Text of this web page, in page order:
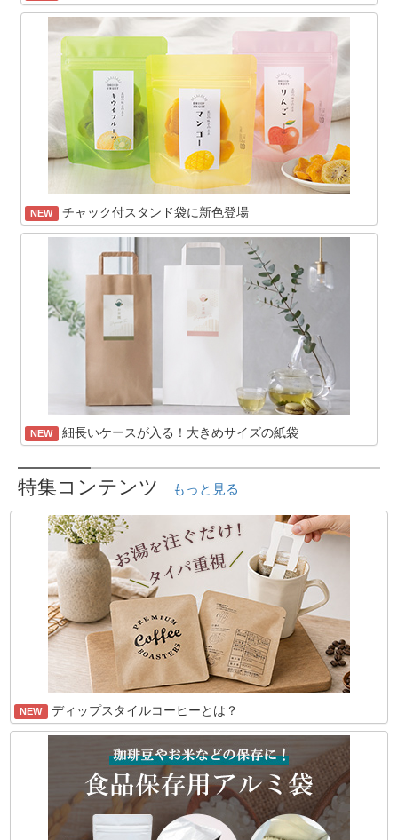
NEW チャック付スタンド袋に新色登場
NEW 細長いケースが入る！大きめサイズの紙袋
特集コンテンツ もっと見る
NEW ディップスタイルコーヒーとは？